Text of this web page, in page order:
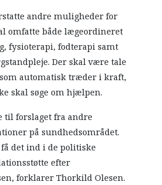
andre muligheder for
omfatte både lægeordineret
fysioterapi, fodterapi samt
Der skal være tale
automatisk træder i kraft,
skal søge om hjælpen.
til forslaget fra andre
på sundhedsområdet.
det ind i de politiske
efter
forklarer Thorkild Olesen.